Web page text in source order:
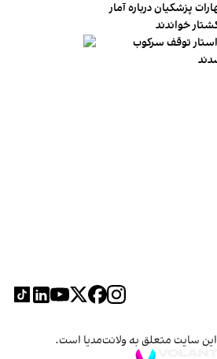
پزشکیان درباره آمار
خواندند
توقف سرکوب
سایت متعلق به ولانت‌مدیا است.